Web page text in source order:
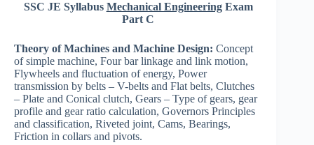
SSC JE Syllabus Mechanical EngineeringExam
Part C
Theory of Machines and Machine Design: Concept
of simple machine, Four bar linkage and link motion,
Flywheels and fluctuation of energy, Power
transmission by belts – V-belts and Flat belts, Clutches
– Plate and Conical clutch, Gears – Type of gears, gear
profile and gear ratio calculation, Governors Principles
and classification, Riveted joint, Cams, Bearings,
Friction in collars and pivots.